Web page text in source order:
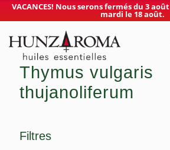
VACANCES! Nous serons fermés du 3
mardi le 18 août.
Thymus vulgaris
thujanoliferum
Filtres